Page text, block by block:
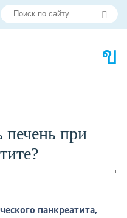
при
панкреатита,